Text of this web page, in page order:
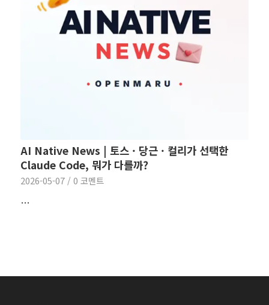
AI Native News | 토스 · 당근 · 컬리가 선택한
Claude Code, 뭐가 다를까?
2026-05-07 / 0 코멘트
…